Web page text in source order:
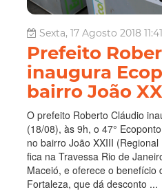
Sexta, 17 Agosto 2018 11:41
Prefeito
inaugura
bairro João
O prefeito Roberto Cláudio
(18/08), às 9h, o 47°
no bairro João XXIII
fica na Travessa Rio de
Maceió, e oferece o benefício
Fortaleza, que dá desconto ...